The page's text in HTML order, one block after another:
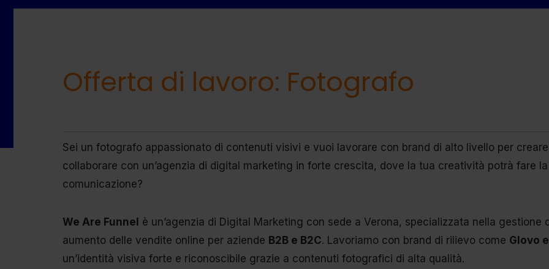
Offerta di lavoro: Fotografo
Sei un fotografo appassionato di contenuti visivi e vuoi lavorare con brand di alto livello per
collaborare con un’agenzia di digital marketing in forte crescita, dove la tua creatività potrà fare
comunicazione?
We Are Funnel è un’agenzia di Digital Marketing con sede a Verona, specializzata nella
aumento delle vendite online per aziende B2B e B2C. Lavoriamo con brand di rilievo come Glovo
un’identità visiva forte e riconoscibile grazie a contenuti fotografici di alta qualità.